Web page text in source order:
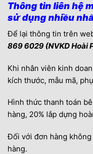
Thông tin liên hệ
sử dụng nhiều
Để lại thông tin trên
869 6029 (NVKD Hoài
Khi nhân viên kinh
kích thước, mẫu mã,
Hình thức thanh toán
hàng, 20% lắp dựng
Đối với đơn hàng không
hàng.